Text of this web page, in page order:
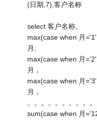
(日期,7),客户名称
select 客户名称,
max(case when 月
月,
max(case when 月
月，
max(case when 月
月，
。。。。。。。。。。
sum(case when 月